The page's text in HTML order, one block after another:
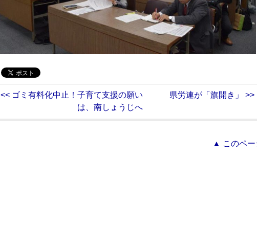
<< ゴミ有料化中止！子育て支援の願い
は、南しょうじへ
県労連が「旗開き」 >>
▲ このペー